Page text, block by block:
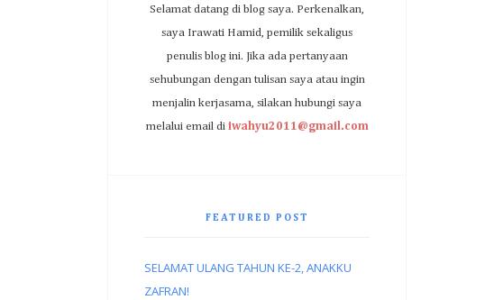
Selamat datang di blog saya. Perkenalkan,
saya Irawati Hamid, pemilik sekaligus
penulis blog ini. Jika ada pertanyaan
sehubungan dengan tulisan saya atau ingin
menjalin kerjasama, silakan hubungi saya
melalui email di iwahyu2011@gmail.com
FEATURED POST
SELAMAT ULANG TAHUN KE-2, ANAKKU
ZAFRAN!